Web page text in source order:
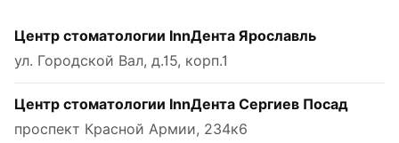
Центр стоматологии InnДента Ярославль
ул. Городской Вал, д.15, корп.1
Центр стоматологии InnДента Сергиев Посад
проспект Красной Армии, 234к6